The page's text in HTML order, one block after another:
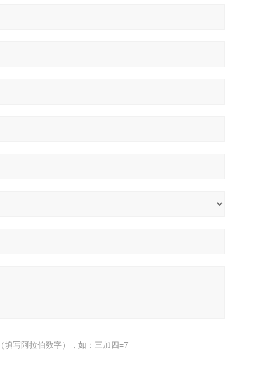
填写阿拉伯数字），如：三加四=7